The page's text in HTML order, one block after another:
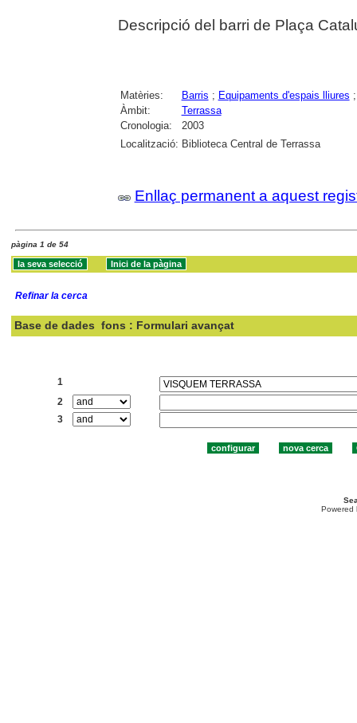
Descripció del barri de Plaça
Matèries: Barris ; Equipaments d'espais lliures
Àmbit:
Terrassa
Cronologia:
2003
Localització: Biblioteca Central de Terrassa
Enllaç permanent a aquest
pàgina 1 de 54
Refinar la cerca
Base de dades fons : Formulari avançat
1
2
3